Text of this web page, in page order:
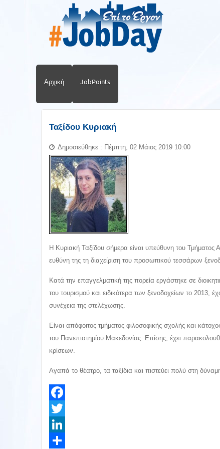
Αρχική JobPoints
Ταξίδου Κυριακή
Δημοσιεύθηκε : Πέμπτη, 02 Μάιος 2019 10:00
Η Κυριακή Ταξίδου σήμερα είναι υπεύθυνη του
ευθύνη της τη διαχείριση του προσωπικού τεσσάρων
Κατά την επαγγελματική της πορεία εργάστηκε σε
του τουρισμού και ειδικότερα των ξενοδοχείων το
συνέχεια της στελέχωσης.
Είναι απόφοιτος τμήματος φιλοσοφικής σχολής και
του Πανεπιστημίου Μακεδονίας. Επίσης, έχει
κρίσεων.
Αγαπά το θέατρο, τα ταξίδια και πιστεύει πολύ στη
Facebook
Twitter
LinkedIn